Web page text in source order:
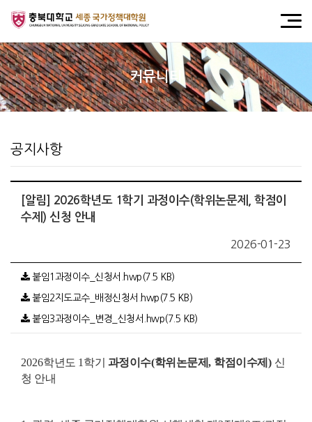
커뮤니티
공지사항
[알림] 2026학년도 1학기 과정이수(학위논문제, 학점이
수제) 신청 안내
2026-01-23
붙임1과정이수_신청서.hwp(7.5 KB)
붙임2지도교수_배정신청서.hwp(7.5 KB)
붙임3과정이수_변경_신청서.hwp(7.5 KB)
2026학년도 1 학기 과정이수(학위논문제, 학점이수제 ) 신
청 안내